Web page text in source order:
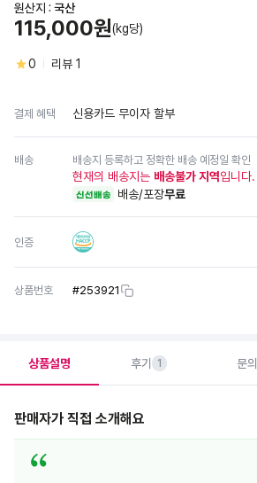
원산지 : 국산
115,000원(kg당)
0 리뷰 1
결제 혜택 신용카드 무이자 할부
배송 배송지 등록하고 정확한 배송 예정일 확인
현재의 배송지는 배송불가 지역입니다.
신선배송 배송/포장무료
인증
상품번호 #253921
상품설명 후기 1 문의
판매자가 직접 소개해요